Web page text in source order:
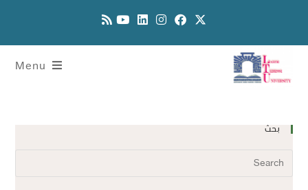
Menu
بحث